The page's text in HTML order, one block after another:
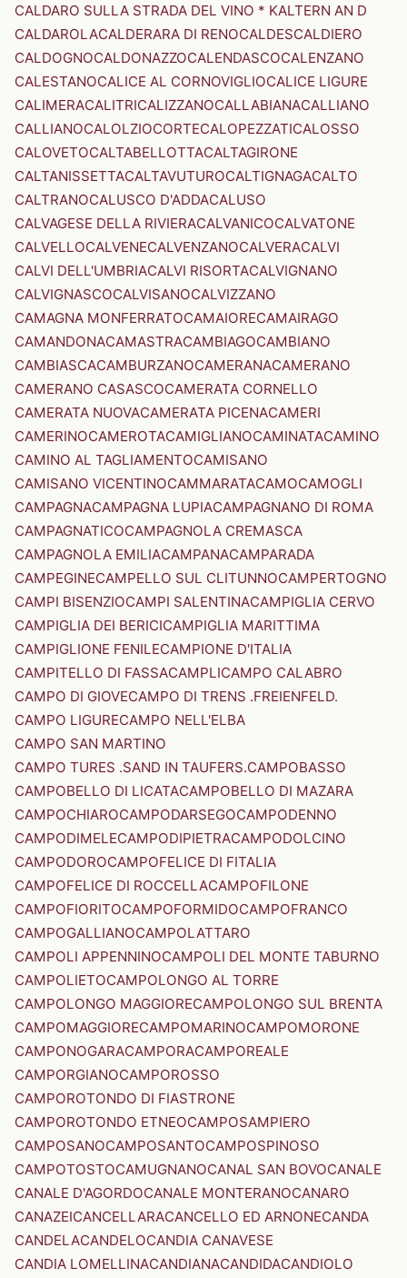
CALDARO SULLA STRADA DEL VINO * KALTERN AN D
CALDAROLACALDERARA DI RENOCALDESCALDIERO
CALDOGNOCALDONAZZOCALENDASCOCALENZANO
CALESTANOCALICE AL CORNOVIGLIOCALICE LIGURE
CALIMERACALITRICALIZZANOCALLABIANACALLIANO
CALLIANOCALOLZIOCORTECALOPEZZATICALOSSO
CALOVETOCALTABELLOTTACALTAGIRONE
CALTANISSETTACALTAVUTUROCALTIGNAGACALTO
CALTRANOCALUSCO D'ADDACALUSO
CALVAGESE DELLA RIVIERACALVANICOCALVATONE
CALVELLOCALVENECALVENZANOCALVERACALVI
CALVI DELL'UMBRIACALVI RISORTACALVIGNANO
CALVIGNASCOCALVISANOCALVIZZANO
CAMAGNA MONFERRATOCAMAIORECAMAIRAGO
CAMANDONACAMASTRACAMBIAGOCAMBIANO
CAMBIASCACAMBURZANOCAMERANACAMERANO
CAMERANO CASASCOCAMERATA CORNELLO
CAMERATA NUOVACAMERATA PICENACAMERI
CAMERINOCAMEROTACAMIGLIANOCAMINATACAMINO
CAMINO AL TAGLIAMENTOCAMISANO
CAMISANO VICENTINOCAMMARATACAMOCAMOGLI
CAMPAGNACAMPAGNA LUPIACAMPAGNANO DI ROMA
CAMPAGNATICOCAMPAGNOLA CREMASCA
CAMPAGNOLA EMILIACAMPANACAMPARADA
CAMPEGINECAMPELLO SUL CLITUNNOCAMPERTOGNO
CAMPI BISENZIOCAMPI SALENTINACAMPIGLIA CERVO
CAMPIGLIA DEI BERICICAMPIGLIA MARITTIMA
CAMPIGLIONE FENILECAMPIONE D'ITALIA
CAMPITELLO DI FASSACAMPLICAMPO CALABRO
CAMPO DI GIOVECAMPO DI TRENS .FREIENFELD.
CAMPO LIGURECAMPO NELL'ELBA
CAMPO SAN MARTINO
CAMPO TURES .SAND IN TAUFERS.CAMPOBASSO
CAMPOBELLO DI LICATACAMPOBELLO DI MAZARA
CAMPOCHIAROCAMPODARSEGOCAMPODENNO
CAMPODIMELECAMPODIPIETRACAMPODOLCINO
CAMPODOROCAMPOFELICE DI FITALIA
CAMPOFELICE DI ROCCELLACAMPOFILONE
CAMPOFIORITOCAMPOFORMIDOCAMPOFRANCO
CAMPOGALLIANOCAMPOLATTARO
CAMPOLI APPENNINOCAMPOLI DEL MONTE TABURNO
CAMPOLIETOCAMPOLONGO AL TORRE
CAMPOLONGO MAGGIORECAMPOLONGO SUL BRENTA
CAMPOMAGGIORECAMPOMARINOCAMPOMORONE
CAMPONOGARACAMPORACAMPOREALE
CAMPORGIANOCAMPOROSSO
CAMPOROTONDO DI FIASTRONE
CAMPOROTONDO ETNEOCAMPOSAMPIERO
CAMPOSANOCAMPOSANTOCAMPOSPINOSO
CAMPOTOSTOCAMUGNANOCANAL SAN BOVOCANALE
CANALE D'AGORDOCANALE MONTERANOCANARO
CANAZEICANCELLARACANCELLO ED ARNONECANDA
CANDELACANDELOCANDIA CANAVESE
CANDIA LOMELLINACANDIANACANDIDACANDIOLO